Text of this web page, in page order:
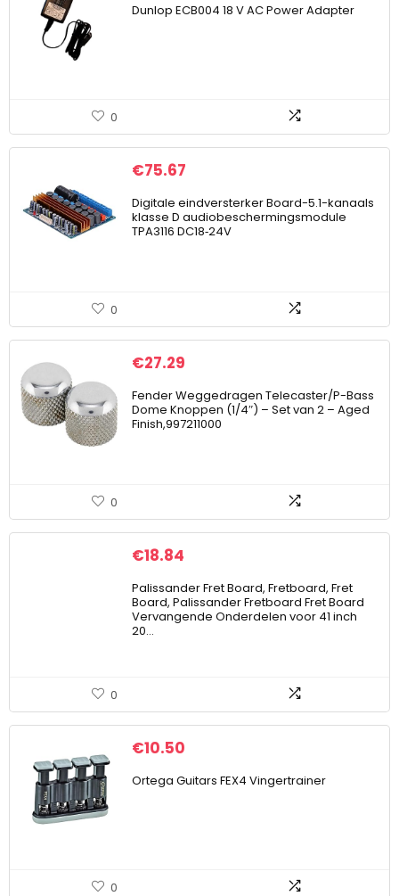
Dunlop ECB004 18 V AC Power Adapter
0
€75.67
Digitale eindversterker Board-5.1-kanaals
klasse D audiobeschermingsmodule
TPA3116 DC18‑24V
0
€27.29
Fender Weggedragen Telecaster/P-Bass
Dome Knoppen (1/4″) – Set van 2 – Aged
Finish,997211000
0
€18.84
Palissander Fret Board, Fretboard, Fret
Board, Palissander Fretboard Fret Board
Vervangende Onderdelen voor 41 inch
20…
0
€10.50
Ortega Guitars FEX4 Vingertrainer
0